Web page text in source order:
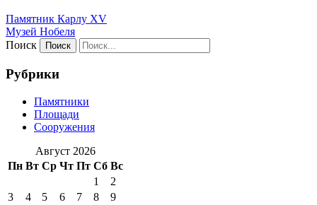
Памятник Карлу XV
Музей Нобеля
Поиск
Рубрики
Памятники
Площади
Сооружения
Август 2026
Пн Вт Ср Чт Пт Сб Вс
1
2
3
4 5 6 7 8
9